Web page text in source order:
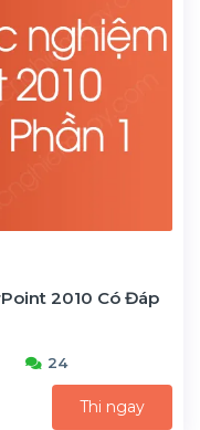
2010 Có Đáp
24
Thi ngay